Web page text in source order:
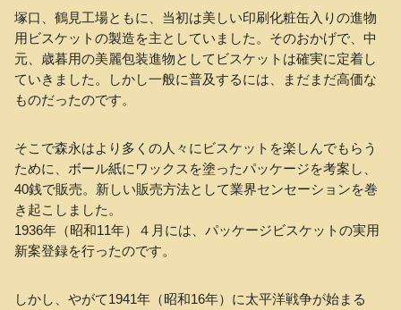
塚口、鶴見工場ともに、当初は美しい印刷化粧缶入りの進物
用ビスケットの製造を主としていました。そのおかげで、中
元、歳暮用の美麗包装進物としてビスケットは確実に定着し
ていきました。しかし一般に普及するには、まだまだ高価な
ものだったのです。
そこで森永はより多くの人々にビスケットを楽しんでもらう
ために、ボール紙にワックスを塗ったパッケージを考案し、
40銭で販売。新しい販売方法として業界センセーションを巻
き起こしました。
1936年（昭和11年）４月には、パッケージビスケットの実用
新案登録を行ったのです。
しかし、やがて1941年（昭和16年）に太平洋戦争が始まる